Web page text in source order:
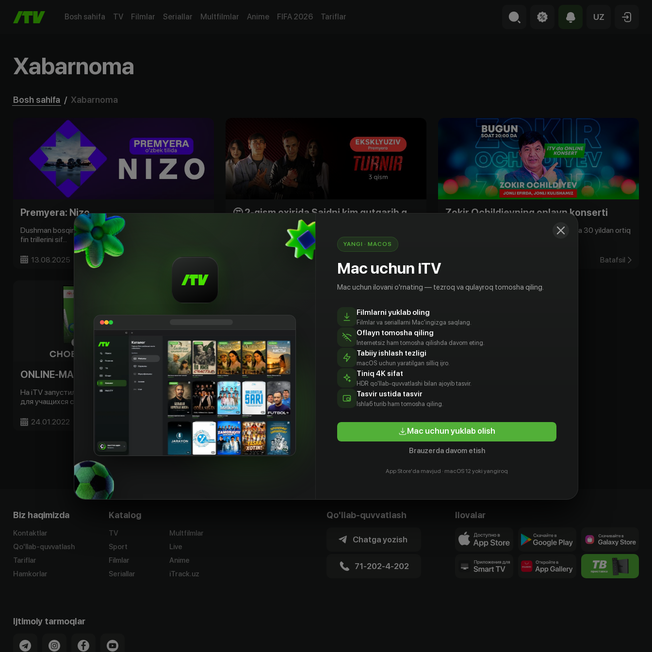
Bosh sahifa TV Filmlar Seriallar Multfilmlar Anime FIFA 2026 Tariflar UZ
Xabarnoma
Bosh sahifa / Xabarnoma
Premyera: Nizo
Dushman bosqini, hayot uchun kurash va fitna siri. Yangi
fin trillerini sif...
13.08.2025 Batafsil
🤔 2-qism oxirida Saidni kim qutqarib qoldi?
🟢 Buni bilib olish uchun «Turnir» serialining 3 qismini
hoziroq iTV da tom...
Zokir Ochildievning onlayn konserti
Bugun, Toshkent vaqti bilan soat 20:00da 30 yildan ortiq
Batafsil
ONLINE-MAKTAB снова доступен на iTV!
На iTV запустились 3 телеканала ONLINE-MAKTAB
для учащихся средних школ: -...
24.01.2022 Batafsil
Иногда всего лишь один забитый в ворота мяч
становится причиной эмоциональн...
29.11.2021 Batafsil
Biz haqimizda
Kontaktlar
Qo'llab-quvvatlash
Tariflar
Hamkorlar
Katalog
TV
Sport
Filmlar
Seriallar
Multfilmlar
Live
Anime
iTrack.uz
Qo'llab-quvvatlash
Chatga yozish
71-202-4-202
Ilovalar
Ijtimoiy tarmoqlar
YANGI · MACOS
Mac uchun iTV
Mac uchun ilovani o'rnating — tezroq va qulayroq tomosha qiling.
Filmlarni yuklab oling
Filmlar va seriallarni Mac'ingizga saqlang.
Oflayn tomosha qiling
Internetsiz ham tomosha qilishda davom eting.
Tabiiy ishlash tezligi
macOS uchun yaratilgan silliq ijro.
Tiniq 4K sifat
HDR qo'llab-quvvatlashi bilan ajoyib tasvir.
Tasvir ustida tasvir
Ishlаб turib ham tomosha qiling.
Mac uchun yuklab olish
Brauzerda davom etish
App Store'da mavjud · macOS 12 yoki yangiroq